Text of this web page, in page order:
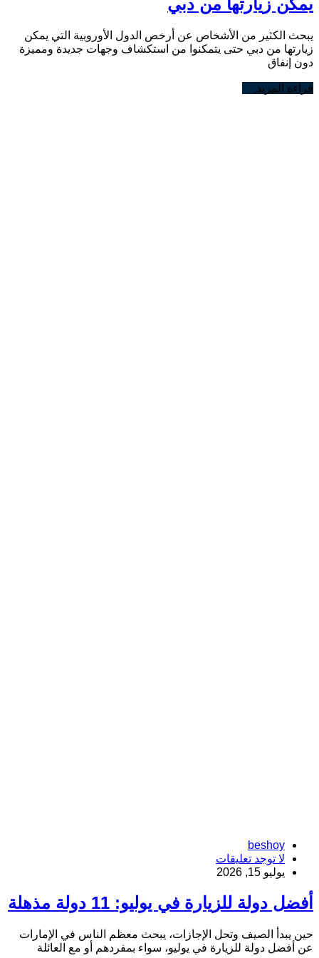
يمكن زيارتها من دبي
يبحث الكثير من الأشخاص عن أرخص الدول الأوروبية التي يمكن
زيارتها من دبي حتى يتمكنوا من استكشاف وجهات جديدة ومميزة
دون إنفاق
قراءة المزيد
beshoy
لا توجد تعليقات
يوليو 15, 2026
أفضل دولة للزيارة في يوليو: 11 دولة مذهلة
حين يبدأ الصيف وتحل الإجازات، يبحث معظم الناس في الإمارات
عن أفضل دولة للزيارة في يوليو، سواء بمفردهم أو مع العائلة